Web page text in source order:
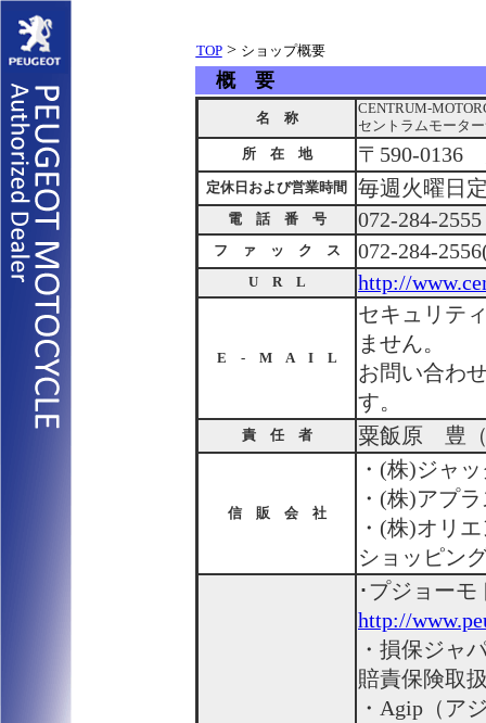
TOP> ショップ概要
概 要
名 称
CENTRUM-
セントラムモータ
所 在 地 〒590-0136
定休日および営業時間 毎週火曜日
電 話 番 号 072-284-2555
フ ァ ッ ク ス 072-284-
U R L http://
E - M A I L
セキュリテ
ません。
お問い合わ
す。
責 任 者 粟飯原 豊
信 販 会 社
・(株)ジャ
・(株)アプ
・(株)オリ
ショッピン
･プジョー
http://
・損保ジ
賠責保険取
・Agip（